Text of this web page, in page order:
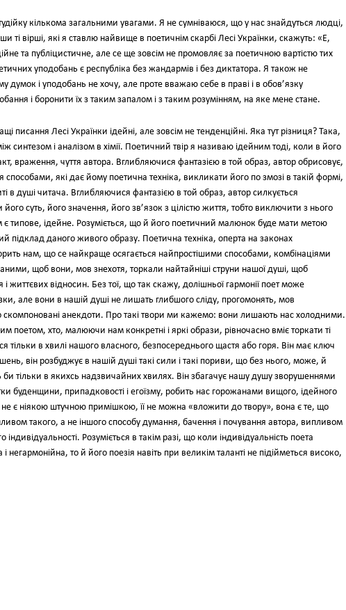
кількома загальними увагами. Я не сумніваюся, що у нас знайдуться людці,
ті вірші, які я ставлю найвище в поетичнім скарбі Лесі Українки, скажуть: «Е,
та публіцистичне, але се ще зовсім не промовляє за поетичною вартістю тих
уподобань є республіка без жандармів і без диктатора. Я також не
думок і уподобань не хочу, але проте вважаю себе в праві і в обов’язку
і боронити їх з таким запалом і з таким розумінням, на яке мене стане.
писання Лесі Українки ідейні, але зовсім не тенденційні. Яка тут різниця? Така,
синтезом і аналізом в хімії. Поетичний твір я називаю ідейним тоді, коли в його
враження, чуття автора. Вглибляючися фантазією в той образ, автор обрисовує,
способами, які дає йому поетична техніка, викликати його по змозі в такій формі,
в душі читача. Вглибляючися фантазією в той образ, автор силкується
суть, його значення, його зв’язок з цілістю життя, тобто виключити з нього
є типове, ідейне. Розуміється, що й його поетичний малюнок буде мати метою
підклад даного живого образу. Поетична техніка, оперта на законах
нам, що се найкраще осягається найпростішими способами, комбінаціями
щоб вони, мов знехотя, торкали найтайніші струни нашої душі, щоб
життєвих відносин. Без тої, що так скажу, долішньої гармонії поет може
але вони в нашій душі не лишать глибшого сліду, прогомонять, мов
скомпоновані анекдоти. Про такі твори ми кажемо: вони лишають нас холодними.
поетом, хто, малюючи нам конкретні і яркі образи, рівночасно вміє торкати ті
тільки в хвилі нашого власного, безпосереднього щастя або горя. Він має ключ
він розбуджує в нашій душі такі сили і такі пориви, що без нього, може, й
би тільки в якихсь надзвичайних хвилях. Він збагачує нашу душу зворушеннями
буденщини, припадковості і егоїзму, робить нас горожанами вищого, ідейного
не є ніякою штучною примішкою, її не можна «вложити до твору», вона є те, що
такого, а не іншого способу думання, бачення і почування автора, випливом
Розуміється в такім разі, що коли індивідуальність поета
то й його поезія навіть при великім таланті не підійметься високо,